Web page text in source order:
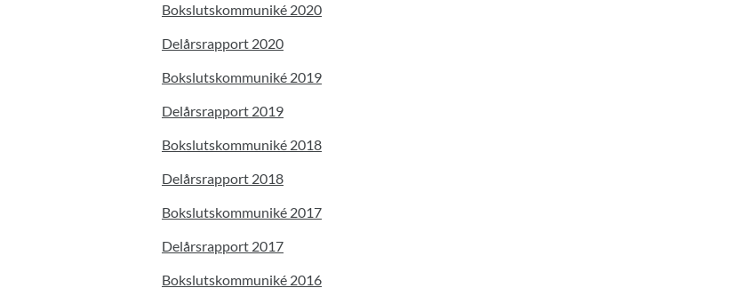
Bokslutskommuniké 2020
Delårsrapport 2020
Bokslutskommuniké 2019
Delårsrapport 2019
Bokslutskommuniké 2018
Delårsrapport 2018
Bokslutskommuniké 2017
Delårsrapport 2017
Bokslutskommuniké 2016